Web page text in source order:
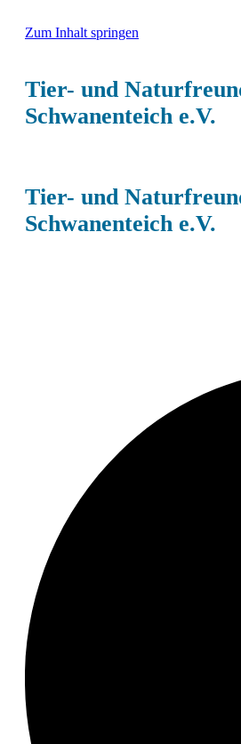
Zum Inhalt springen
Tier- und
Schwanenteich e.V.
Tier- und
Schwanenteich e.V.